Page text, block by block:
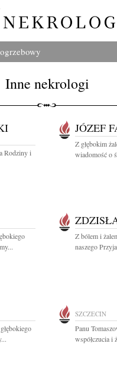
Inne nekrologi
Rodziny i
JÓZEF
Z głębokim
wiadomość o
Z bólem i
naszego
SZCZECIN
Panu
współczucia i